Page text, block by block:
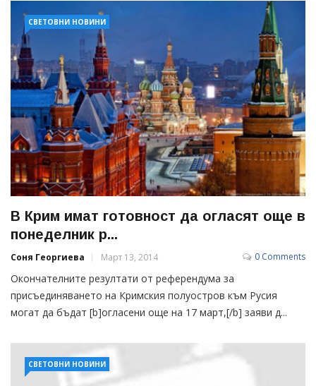
СВЕТОВНИ НОВИНИ
В Крим имат готовност да огласят още в
понеделник р...
Соня Георгиева Март 13, 2014 0 Comments
Окончателните резултати от референдума за
присъединяването на Кримския полуостров към Русия
могат да бъдат [b]огласени още на 17 март,[/b] заяви д...
СВЕТОВНИ НОВИНИ